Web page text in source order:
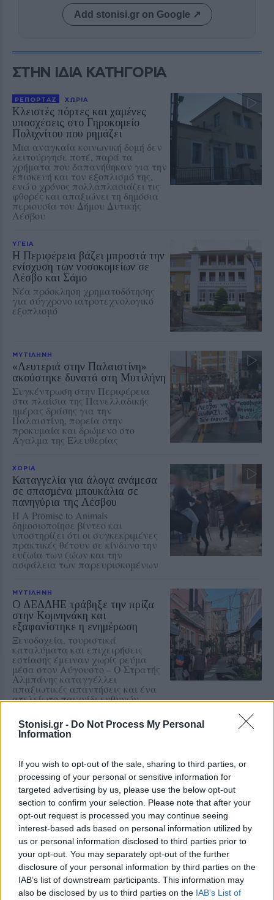
Stonisi.gr - Do Not Process My Personal
Information
If you wish to opt-out of the sale, sharing to third parties, or
processing of your personal or sensitive information for
targeted advertising by us, please use the below opt-out
section to confirm your selection. Please note that after your
opt-out request is processed you may continue seeing
interest-based ads based on personal information utilized by
us or personal information disclosed to third parties prior to
your opt-out. You may separately opt-out of the further
disclosure of your personal information by third parties on the
IAB’s list of downstream participants. This information may
also be disclosed by us to third parties on the IAB’s List of
Add stonisi.gr on Google ↗
ΣΤΗΝ ΙΔΙΑ ΚΑΤΗΓΟΡΙΑ
ΡΕΠΟΡΤΑΖ ΧΩΡΙΑ
Κλειστές πόρτες και χαμένες
υποσχέσεις στο Γηροκομείο
Πολιχνίτου που ρημάζει
Μια αναγκαία κοινωνική δομή δεν
λειτούργησε ποτέ, παρά τα
χρήματα που δαπανήθηκαν για την
επισκευή και τον εξοπλισμό της,
ενώ ο χρόνος πολλαπλασιάζει τις
φθορές και απαξιώνει τη δημόσια
περιουσία του Δήμου Δυτικής
Λέσβου
ΥΓΕΙΑ
Η Περιφέρεια βάζει μπροστά την
ενίσχυση των νοσοκομείων σε
Λέσβο και Σάμο
Νέα πρόσκληση χρηματοδότησης
για σύγχρονο ιατροτεχνολογικό
εξοπλισμό
ΜΥΤΙΛΗΝΗ
«Λευτεριά στην Παλαιστίνη»
ακούστηκε δυνατά στη Μυτιλήνη
Συγκέντρωση στην Περιφέρεια
στα πλαίσια της Πανελλαδικής
ημέρας δράσης για την
Παλαιστίνη, πορεία στην
προκυμαία και δρώμενο στο
Άγαλμα της Ελευθερίας
ΧΩΡΙΑ
Καταγγελία για άλογα ανάμεσα
σε σπασμένα μπουκάλια σε
πανηγύρια της Λέσβου
Η A Promise to Animals
δημοσιοποίησε βίντεο και
υποστηρίζει ότι οι συγκεκριμένες
πρακτικές θέτουν σε κίνδυνο την
ευζωία των ζώων και την
ασφάλεια των παρευρισκομένων
ΜΥΤΙΛΗΝΗ
Ο ΔΕΔΔΗΕ τράβηξε την πρίζα
στην Κομνηνάκη και
εξαφανίστηκε η ενημέρωση
Ξενοδοχεία, τουριστικά
καταλύματα και επιχειρήσεις
εστίασης έμειναν χωρίς ρεύμα
μέσα στον Αύγουστο – Ο Στρατής
Αλμπάνης καταγγέλλει
απαξιωτικές απαντήσεις και ένα
ατελείωτο παιχνίδι ευθυνών
ΧΩΡΙΑ
Η Αντισσα έγινε μια μεγάλη
Ο «Τέρπανδρος» Άντισσας και το
Χορευτικό Τμήμα του
Χριστιανικού Κέντρου Νεότητος
αντάμωσαν σε μια ξεχωριστή
γιορτή
Οι μικροί δημιουργοί της Αγιάσου
παρουσιάζουν τον δικό τους
πολύχρωμο κόσμο
Η Έκθεση Παιδικής Ζωγραφικής
του Αναγνωστηρίου «Η